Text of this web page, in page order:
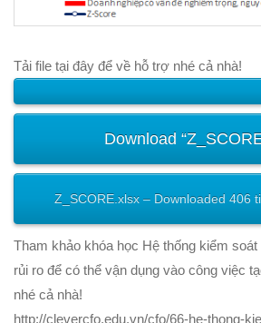
Tải file tại đây để về hỗ trợ nhé cả nhà!
Download
Z_SCORE.xlsx – Downloaded 406
Tham khảo khóa học Hệ thống kiểm
rủi ro để có thể vận dụng vào công việc
nhé cả nhà!
http://clevercfo.edu.vn/cfo/66-he-thong-